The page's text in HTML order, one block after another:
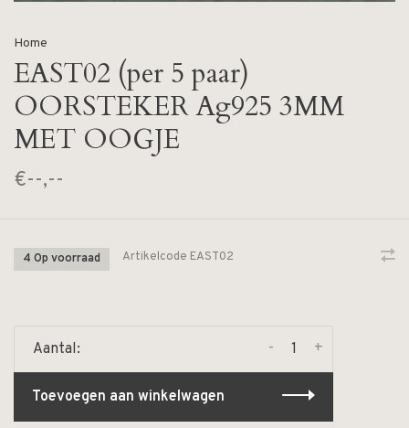
Home
EAST02 (per 5 paar)
OORSTEKER Ag925 3MM
MET OOGJE
€--,--
4 Op voorraad Artikelcode EAST02
Aantal: +
-
Toevoegen aan winkelwagen